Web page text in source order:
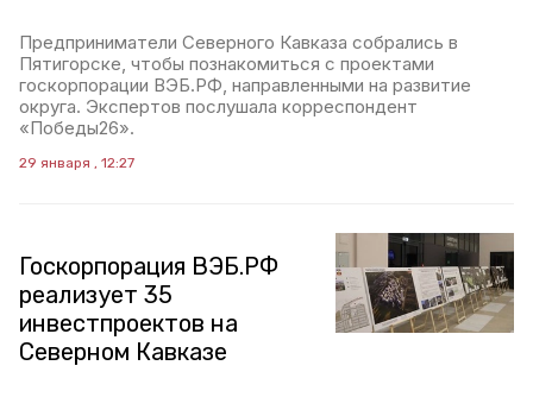
Предприниматели Северного Кавказа собрались в
Пятигорске, чтобы познакомиться с проектами
госкорпорации ВЭБ.РФ, направленными на развитие
округа. Экспертов послушала корреспондент
«Победы26».
29 января , 12:27
Госкорпорация ВЭБ.РФ
реализует 35
инвестпроектов на
Северном Кавказе